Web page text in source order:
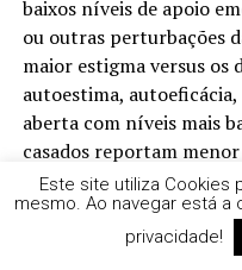
baixos níveis de apoio
ou outras perturbações
maior estigma versus os
autoestima,
aberta com níveis mais
casados reportam
solteiros, separados ou
comportamento
doente fumador ou ex-
Este site utiliza Cookies
mesmo. Ao navegar está
privacidade!